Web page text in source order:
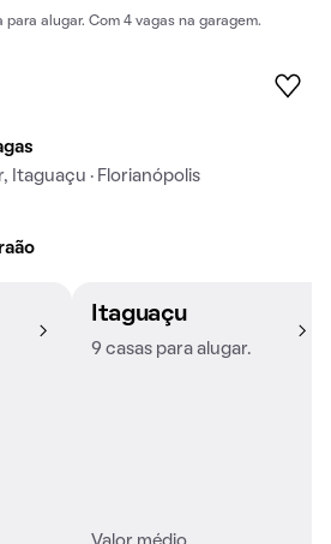
alugar. Com 4 vagas na garagem.
Itaguaçu · Florianópolis
Itaguaçu
9 casas para alugar.